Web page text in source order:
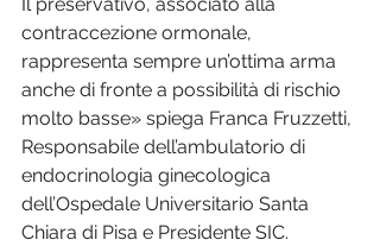
Il preservativo, associato alla
contraccezione ormonale,
rappresenta sempre un’ottima arma
anche di fronte a possibilità di rischio
molto basse» spiega Franca Fruzzetti,
Responsabile dell’ambulatorio di
endocrinologia ginecologica
dell’Ospedale Universitario Santa
Chiara di Pisa e Presidente SIC.